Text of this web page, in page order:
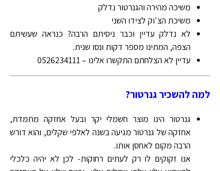
משיכה מהירה והגנרטור נדלק
משיכת הצ'וק לצידו השני
לא נדלק עדיין וכבר ניסיתם הרבה? כנראה שעשיתם
הצפה, המתינו מספר דקות ונסו שנית.
עדיין לא הצלחתם התקשרו אלינו – 0526234111
למה להשכיר גנרטור?
גנרטור הינו מוצר חשמלי יקר ובעל אחזקה מתמדת,
אחזקה של גנרטור מגיעה בשנה לאלפי שקלים, והוא דורש
הרבה מקום לאחסן אותו.
אנו זקוקים לו רק לעתים רחוקות- לכן לא יהיה כלכלי